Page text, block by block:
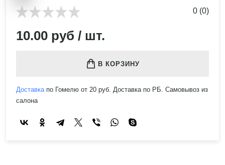
0 (0)
10.00 руб / шт.
В КОРЗИНУ
Доставкапо Гомелю от 20 руб. Доставка по РБ. Самовывоз из
салона